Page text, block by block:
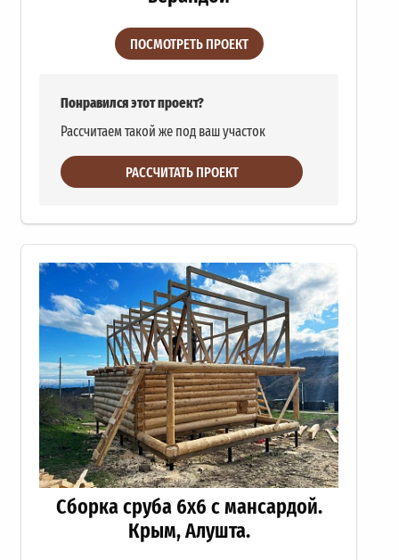
ПОСМОТРЕТЬ ПРОЕКТ
Понравился этот проект?
Рассчитаем такой же под ваш участок
РАССЧИТАТЬ ПРОЕКТ
Сборка сруба 6х6 с мансардой.
Крым, Алушта.